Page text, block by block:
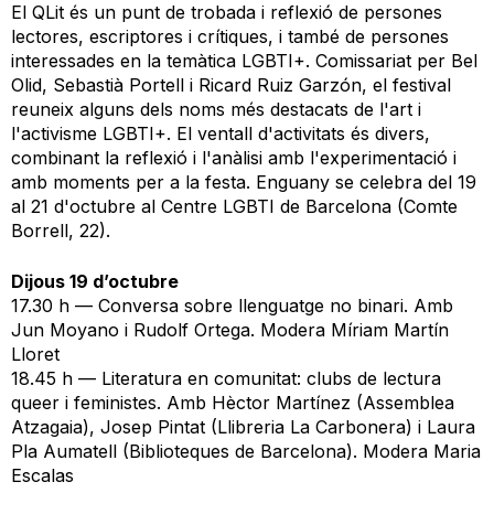
El QLit és un punt de trobada i reflexió de persones
lectores, escriptores i crítiques, i també de persones
interessades en la temàtica LGBTI+. Comissariat per Bel
Olid, Sebastià Portell i Ricard Ruiz Garzón, el festival
reuneix alguns dels noms més destacats de l'art i
l'activisme LGBTI+. El ventall d'activitats és divers,
combinant la reflexió i l'anàlisi amb l'experimentació i
amb moments per a la festa. Enguany se celebra del 19
al 21 d'octubre al Centre LGBTI de Barcelona (Comte
Borrell, 22).
Dijous 19 d’octubre
17.30 h — Conversa sobre llenguatge no binari. Amb
Jun Moyano i Rudolf Ortega. Modera Míriam Martín
Lloret
18.45 h — Literatura en comunitat: clubs de lectura
queer i feministes. Amb Hèctor Martínez (Assemblea
Atzagaia), Josep Pintat (Llibreria La Carbonera) i Laura
Pla Aumatell (Biblioteques de Barcelona). Modera Maria
Escalas